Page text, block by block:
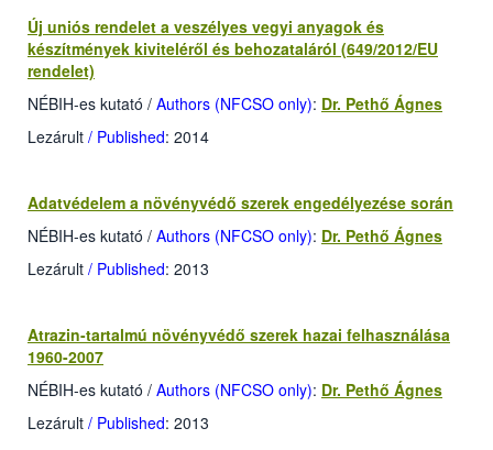
Új uniós rendelet a veszélyes vegyi anyagok és
készítmények kiviteléről és behozataláról (649/2012/EU
rendelet)
NÉBIH-es kutató / Authors (NFCSO only): Dr. Pethő Ágnes
Lezárult / Published: 2014
Adatvédelem a növényvédő szerek engedélyezése során
NÉBIH-es kutató / Authors (NFCSO only): Dr. Pethő Ágnes
Lezárult / Published: 2013
Atrazin-tartalmú növényvédő szerek hazai felhasználása
1960-2007
NÉBIH-es kutató / Authors (NFCSO only): Dr. Pethő Ágnes
Lezárult / Published: 2013